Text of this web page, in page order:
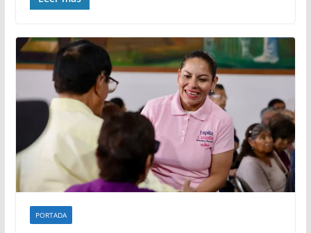
PORTADA